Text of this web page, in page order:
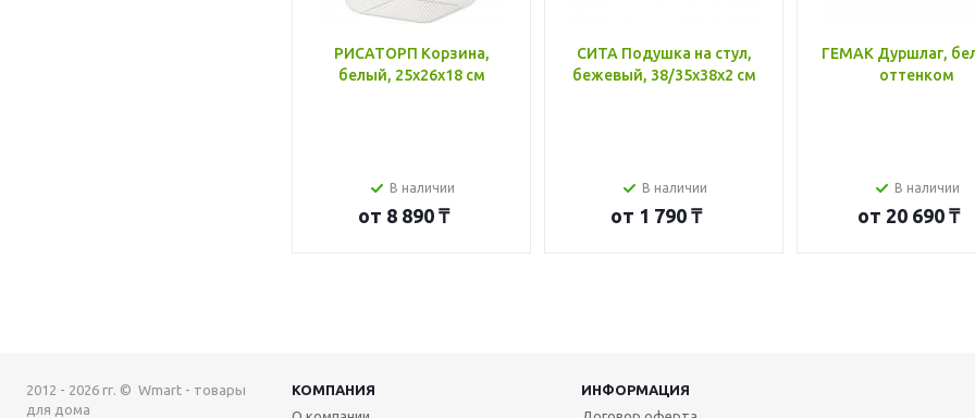
РИСАТОРП Корзина,
белый, 25x26x18 см
В наличии
от 8 890 ₸
СИТА Подушка на стул,
бежевый, 38/35x38x2 см
В наличии
от 1 790 ₸
ГЕМАК Дуршлаг,
оттенком
В наличии
от 20 690 ₸
2012 - 2026 гг. © Wmart - товары
для дома
КОМПАНИЯ
ИНФОРМАЦИЯ